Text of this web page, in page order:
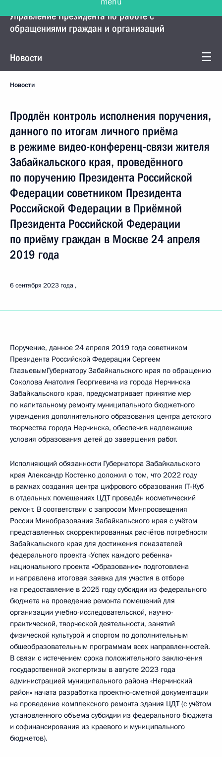
Управление Президента по работе с
обращениями граждан и организаций
Новости
Новости
Продлён контроль исполнения поручения,
данного по итогам личного приёма
в режиме видео-конференц-связи жителя
Забайкальского края, проведённого
по поручению Президента Российской
Федерации советником Президента
Российской Федерации в Приёмной
Президента Российской Федерации
по приёму граждан в Москве 24 апреля
2019 года
6 сентября 2023 года
Поручение, данное 24 апреля 2019 года советником
Президента Российской Федерации Сергеем
ГлазьевымГубернатору Забайкальского края по обращению
Соколова Анатолия Георгиевича из города Нерчинска
Забайкальского края, предусматривает принятие мер
по капитальному ремонту муниципального бюджетного
учреждения дополнительного образования центра детского
творчества города Нерчинска, обеспечив надлежащие
условия образования детей до завершения работ.
Исполняющий обязанности Губернатора Забайкальского
края Александр Костенко доложил о том, что 2022 году
в рамках создания центра цифрового образования IT-Куб
в отдельных помещениях ЦДТ проведён косметический
ремонт. В соответствии с запросом Минпросвещения
России Минобразования Забайкальского края с учётом
представленных скорректированных расчётов потребности
Забайкальского края для достижения показателей
федерального проекта «Успех каждого ребенка»
национального проекта «Образование» подготовлена
и направлена итоговая заявка для участия в отборе
на предоставление в 2025 году субсидии из федерального
бюджета на проведение ремонта помещений для
организации учебно-исследовательской, научно-
практической, творческой деятельности, занятий
физической культурой и спортом по дополнительным
общеобразовательным программам всех направленностей.
В связи с истечением срока положительного заключения
государственной экспертизы в августе 2023 года
администрацией муниципального района «Нерчинский
район» начата разработка проектно-сметной документации
на проведение комплексного ремонта здания ЦДТ (с учётом
установленного объема субсидии из федерального бюджета
и софинансирования из краевого и муниципального
бюджетов).